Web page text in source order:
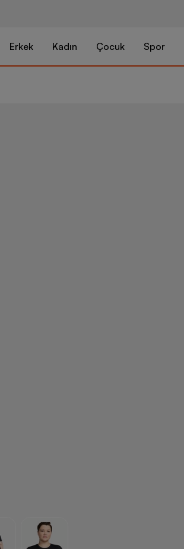
Erkek Kadın Çocuk Spor